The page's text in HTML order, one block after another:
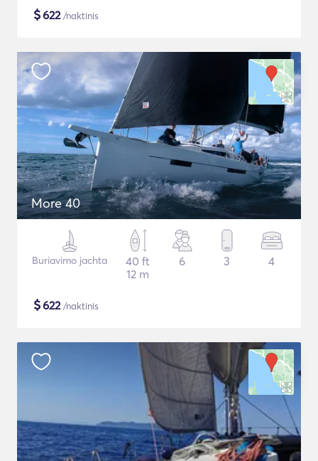
$622/naktinis
More 40
Buriavimo jachta
40 ft
12 m
6 3 4
$622/naktinis